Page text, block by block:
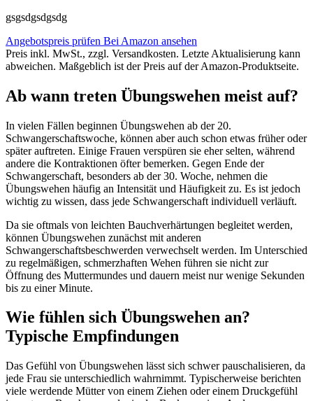
gsgsdgsdgsdg
Angebotspreis prüfen Bei Amazon ansehen
Preis inkl. MwSt., zzgl. Versandkosten. Letzte Aktualisierung kann
abweichen. Maßgeblich ist der Preis auf der Amazon-Produktseite.
Ab wann treten Übungswehen meist auf?
In vielen Fällen beginnen Übungswehen ab der 20.
Schwangerschaftswoche, können aber auch schon etwas früher oder
später auftreten. Einige Frauen verspüren sie eher selten, während
andere die Kontraktionen öfter bemerken. Gegen Ende der
Schwangerschaft, besonders ab der 30. Woche, nehmen die
Übungswehen häufig an Intensität und Häufigkeit zu. Es ist jedoch
wichtig zu wissen, dass jede Schwangerschaft individuell verläuft.
Da sie oftmals von leichten Bauchverhärtungen begleitet werden,
können Übungswehen zunächst mit anderen
Schwangerschaftsbeschwerden verwechselt werden. Im Unterschied
zu regelmäßigen, schmerzhaften Wehen führen sie nicht zur
Öffnung des Muttermundes und dauern meist nur wenige Sekunden
bis zu einer Minute.
Wie fühlen sich Übungswehen an?
Typische Empfindungen
Das Gefühl von Übungswehen lässt sich schwer pauschalisieren, da
jede Frau sie unterschiedlich wahrnimmt. Typischerweise berichten
viele werdende Mütter von einem Ziehen oder einem Druckgefühl